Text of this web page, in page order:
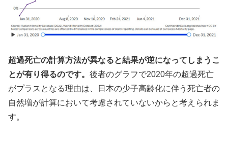
超過死亡の計算方法が異なると結果が逆になってしまうこ
とが有り得るのです。 後者のグラフで2020年の超過死亡
がプラスとなる理由は、日本の少子高齢化に伴う死亡者の
自然増が計算において考慮されていないからと考えられま
す。